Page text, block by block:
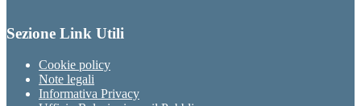
Sezione Link Utili
Cookie policy
Note legali
Informativa Privacy